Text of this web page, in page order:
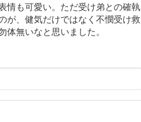
情も可愛い。ただ受け弟との確執
が、健気だけではなく不憫受け救
無いなと思いました。